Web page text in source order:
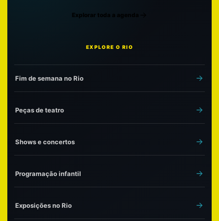
Explorar toda a agenda
EXPLORE O RIO
Fim de semana no Rio
Peças de teatro
Shows e concertos
Programação infantil
Exposições no Rio